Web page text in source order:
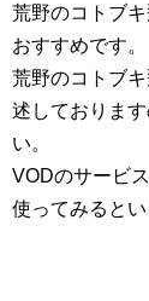
荒野のコトブ
おすすめです。
荒野のコトブ
述しておりま
い。
VODのサービ
使ってみるとい